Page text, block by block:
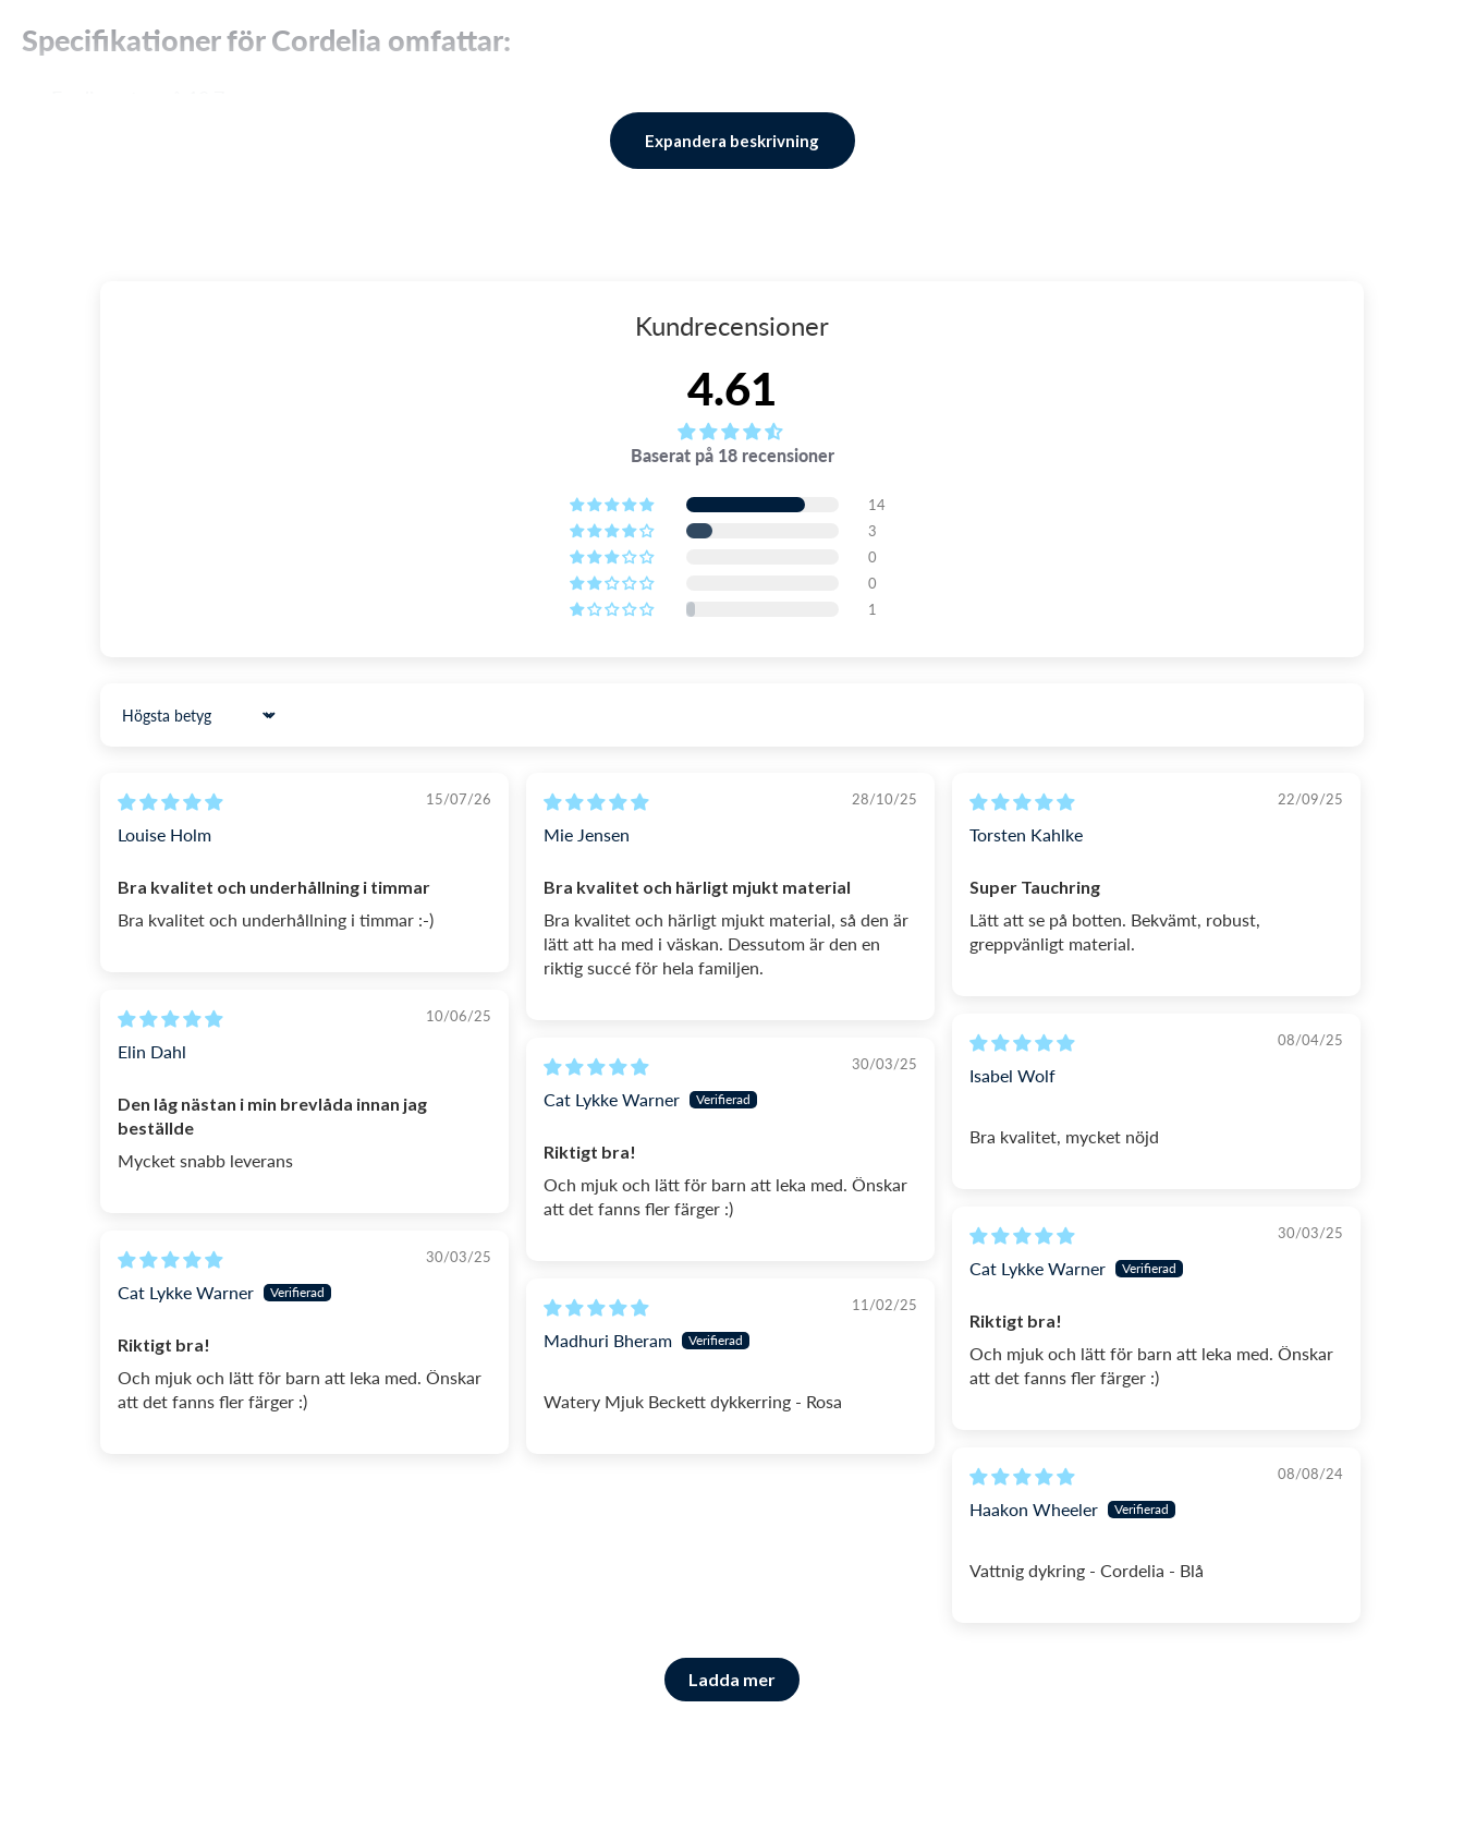
Specifikationer för Cordelia omfattar:
Expandera beskrivning
Kundrecensioner
4.61
Baserat på 18 recensioner
14
3
0
0
1
Sort by
15/07/26
Louise Holm
Bra kvalitet och underhållning i timmar
Bra kvalitet och underhållning i timmar :-)
28/10/25
Mie Jensen
Bra kvalitet och härligt mjukt material
Bra kvalitet och härligt mjukt material, så den är
lätt att ha med i väskan. Dessutom är den en
riktig succé för hela familjen.
22/09/25
Torsten Kahlke
Super Tauchring
Lätt att se på botten. Bekvämt, robust,
greppvänligt material.
10/06/25
Elin Dahl
Den låg nästan i min brevlåda innan jag
beställde
Mycket snabb leverans
08/04/25
Isabel Wolf
Bra kvalitet, mycket nöjd
30/03/25
Cat Lykke Warner
Riktigt bra!
Och mjuk och lätt för barn att leka med. Önskar
att det fanns fler färger :)
30/03/25
Cat Lykke Warner
Riktigt bra!
Och mjuk och lätt för barn att leka med. Önskar
att det fanns fler färger :)
30/03/25
Cat Lykke Warner
Riktigt bra!
Och mjuk och lätt för barn att leka med. Önskar
att det fanns fler färger :)
11/02/25
Madhuri Bheram
Watery Mjuk Beckett dykkerring - Rosa
08/08/24
Haakon Wheeler
Vattnig dykring - Cordelia - Blå
Ladda mer